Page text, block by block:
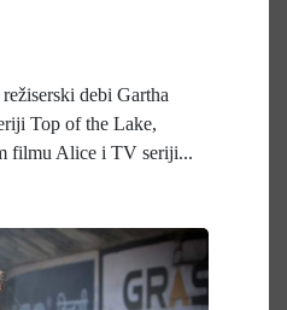
debi Gartha
Top of the Lake,
filmu Alice i TV seriji...